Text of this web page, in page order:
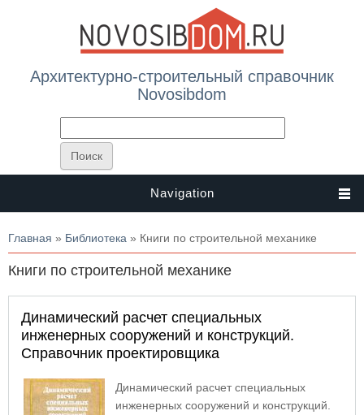
Архитектурно-строительный справочник
Novosibdom
Navigation
Вы здесь
Главная » Библиотека » Книги по строительной механике
Книги по строительной механике
Динамический расчет специальных
инженерных сооружений и конструкций.
Справочник проектировщика
Динамический расчет специальных
инженерных сооружений и конструкций.